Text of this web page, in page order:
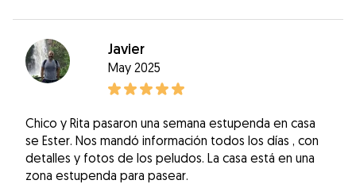
Javier
May 2025
Chico y Rita pasaron una semana estupenda en casa
se Ester. Nos mandó información todos los días , con
detalles y fotos de los peludos. La casa está en una
zona estupenda para pasear.